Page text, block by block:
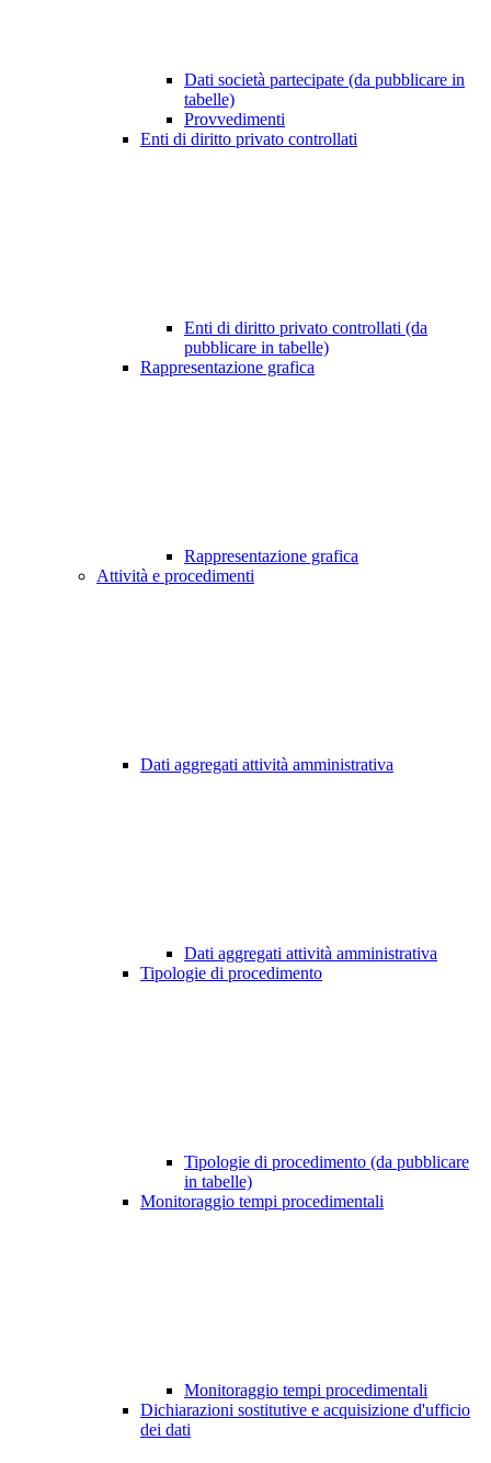
Dati società partecipate (da pubblicare in
tabelle)
Provvedimenti
Enti di diritto privato controllati
Enti di diritto privato controllati (da
pubblicare in tabelle)
Rappresentazione grafica
Rappresentazione grafica
Attività e procedimenti
Dati aggregati attività amministrativa
Dati aggregati attività amministrativa
Tipologie di procedimento
Tipologie di procedimento (da pubblicare
in tabelle)
Monitoraggio tempi procedimentali
Monitoraggio tempi procedimentali
Dichiarazioni sostitutive e acquisizione d'ufficio
dei dati